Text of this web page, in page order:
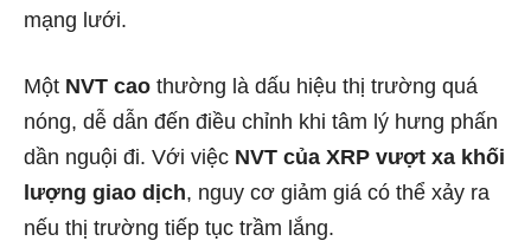
mạng lưới.
Một NVT cao thường là dấu hiệu thị trường quá
nóng, dễ dẫn đến điều chỉnh khi tâm lý hưng phấn
dần nguội đi. Với việc NVT của XRP vượt xa khối
lượng giao dịch, nguy cơ giảm giá có thể xảy ra
nếu thị trường tiếp tục trầm lắng.